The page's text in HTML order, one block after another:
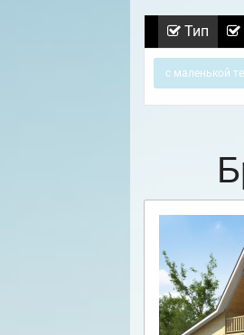
Тип
с маленькой